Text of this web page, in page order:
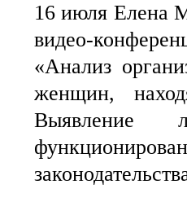
16 июля Елена
видео-
«Анализ
женщин,
Выявление